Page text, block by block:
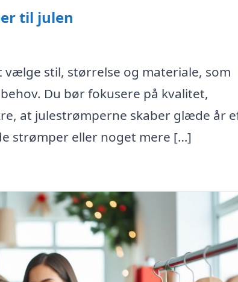
til julen
stil, størrelse og materiale, som
Du bør fokusere på kvalitet,
at julestrømperne skaber glæde år
strømper eller noget mere […]